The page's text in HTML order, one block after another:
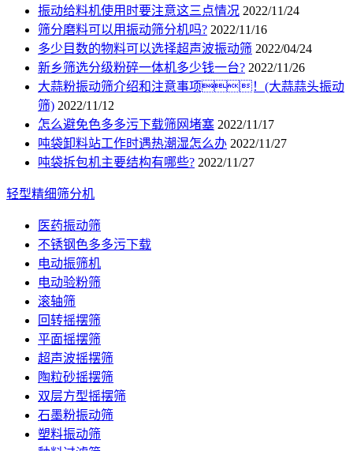
振动给料机使用时要注意这三点情况 2022/11/24
筛分磨料可以用振动筛分机吗? 2022/11/16
多少目数的物料可以选择超声波振动筛 2022/04/24
新乡筛选分级粉碎一体机多少钱一台? 2022/11/26
大蒜粉振动筛介绍和注意事项！(大蒜蒜头振动
筛) 2022/11/12
怎么避免色多多污下载筛网堵塞 2022/11/17
吨袋卸料站工作时遇热潮湿怎么办 2022/11/27
吨袋拆包机主要结构有哪些? 2022/11/27
轻型精细筛分机
医药振动筛
不锈钢色多多污下载
电动振筛机
电动验粉筛
滚轴筛
回转摇摆筛
平面摇摆筛
超声波摇摆筛
陶粒砂摇摆筛
双层方型摇摆筛
石墨粉振动筛
塑料振动筛